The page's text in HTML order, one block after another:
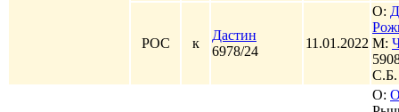
РОС к
Дастин
6978/24
11.01.2022
О:
М:
С.Б.
О: